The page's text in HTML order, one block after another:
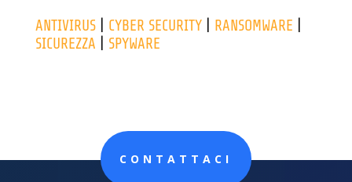
ANTIVIRUS| CYBER SECURITY| RANSOMWARE
SICUREZZA
SPYWARE
CONTATTACI